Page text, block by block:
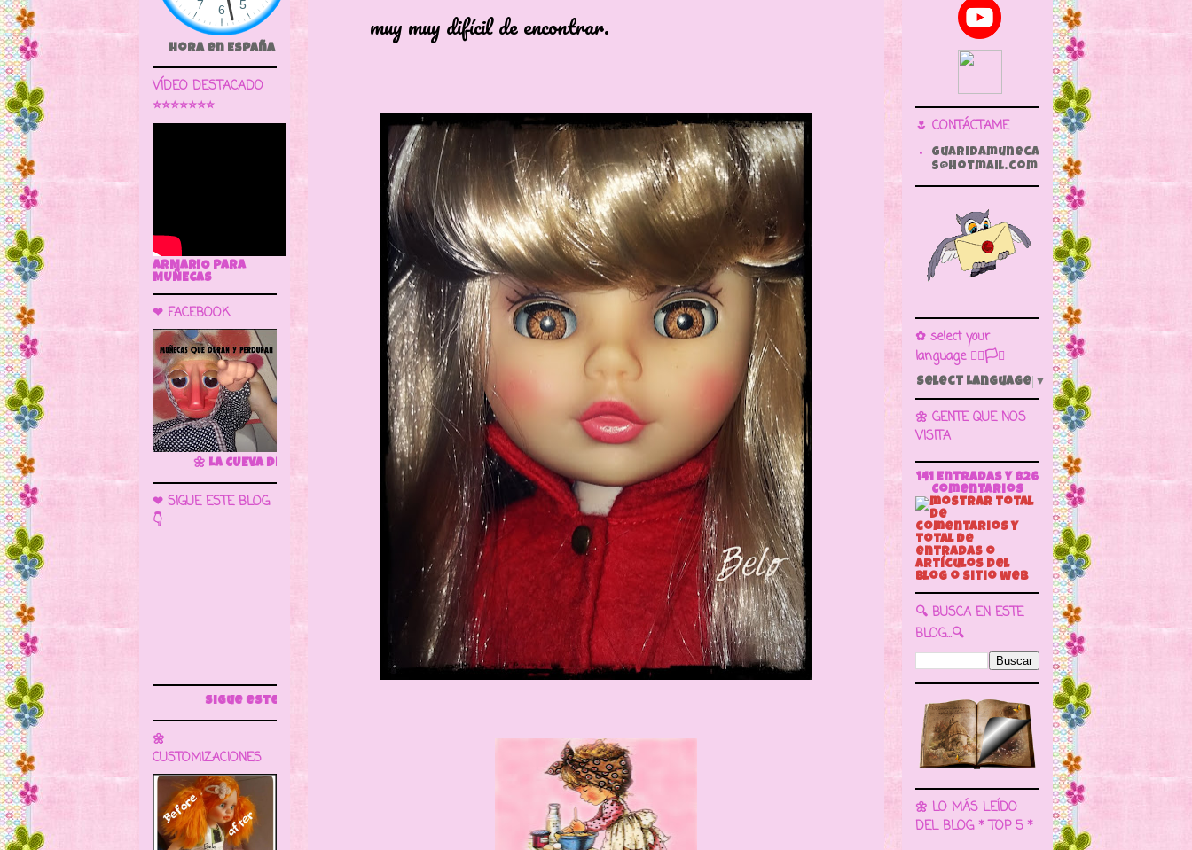
muy muy difícil de encontrar.
Hora en España
VÍDEO DESTACADO
⭐⭐⭐⭐⭐⭐⭐
ARMARIO PARA
MUÑECAS
❤ FACEBOOK
🌼 LA CUEVA DE LAS MUÑECAS
❤ SIGUE ESTE BLOG
👇
Sigue este blog para más información
🌼
CUSTOMIZACIONES
🌷 CONTÁCTAME
guaridamuneca
s@hotmail.com
✿ select your
language 🏳️‍🌈🏳️🏁
Select Language ▼
🌼 GENTE QUE NOS
VISITA
141 Entradas y 826
Comentarios
🔍 BUSCA EN ESTE
BLOG...🔍
🌼 LO MÁS LEÍDO
DEL BLOG * TOP 5 *